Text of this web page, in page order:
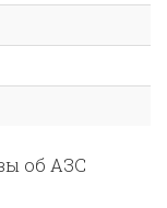
об АЗС